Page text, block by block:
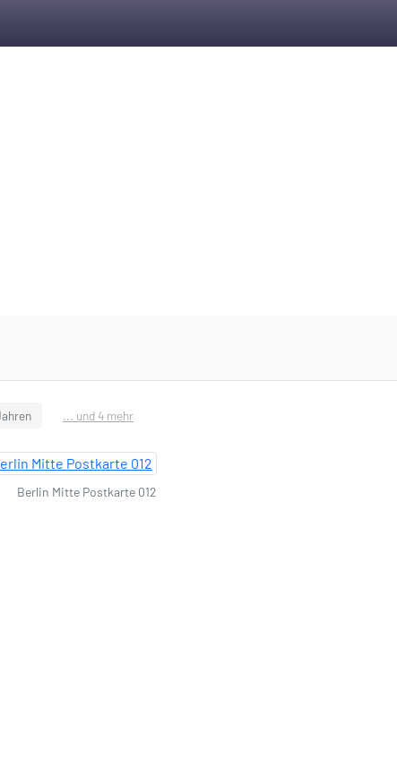
... und 4 mehr
Berlin Mitte Postkarte 012